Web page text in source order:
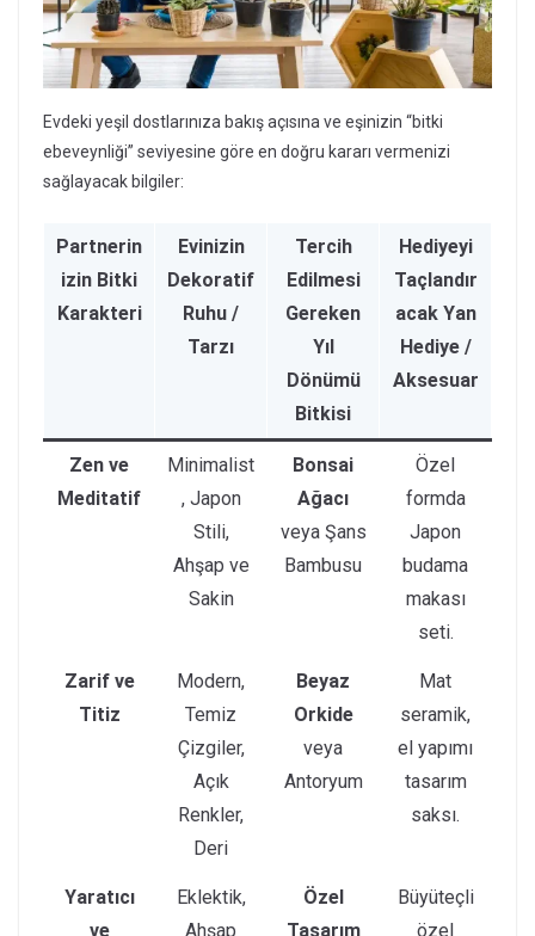
Evdeki yeşil dostlarınıza bakış açısına ve eşinizin “bitki
ebeveynliği” seviyesine göre en doğru kararı vermenizi
sağlayacak bilgiler:
Partnerin
izin Bitki
Karakteri
Evinizin
Dekoratif
Ruhu /
Tarzı
Tercih
Edilmesi
Gereken
Yıl
Dönümü
Bitkisi
Hediyeyi
Taçlandır
acak Yan
Hediye /
Aksesuar
Zen ve
Meditatif
Minimalist
, Japon
Stili,
Ahşap ve
Sakin
Bonsai
Ağacı
veya Şans
Bambusu
Özel
formda
Japon
budama
makası
seti.
Zarif ve
Titiz
Modern,
Temiz
Çizgiler,
Açık
Renkler,
Deri
Beyaz
Orkide
veya
Antoryum
Mat
seramik,
el yapımı
tasarım
saksı.
Yaratıcı
ve
Eklektik,
Ahşap
Özel
Tasarım
Büyüteçli
özel